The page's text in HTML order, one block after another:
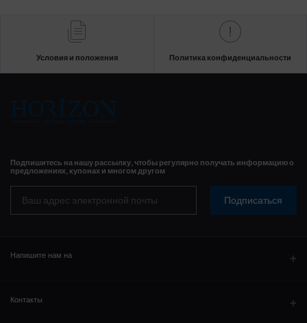
Условия и положения Политика конфиденциальности
Подпишитесь на нашу рассылку, чтобы регулярно получать информацию о
предложениях, купонах и многом другом
Подписаться
Напишите нам на
WhatsAPP
Контакты